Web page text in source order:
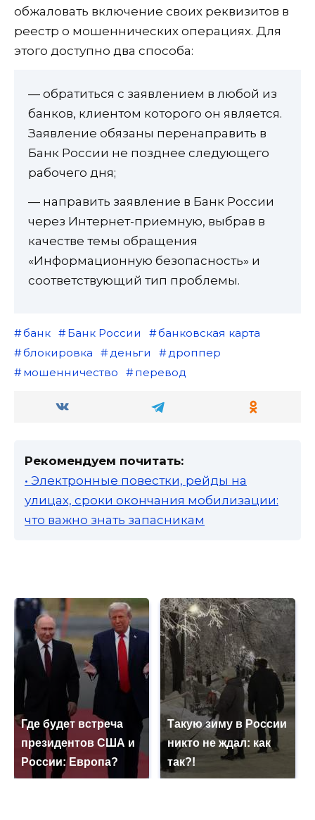
обжаловать включение своих реквизитов в
реестр о мошеннических операциях. Для
этого доступно два способа:
— обратиться с заявлением в любой из
банков, клиентом которого он является.
Заявление обязаны перенаправить в
Банк России не позднее следующего
рабочего дня;
— направить заявление в Банк России
через Интернет-приемную, выбрав в
качестве темы обращения
«Информационную безопасность» и
соответствующий тип проблемы.
банк Банк России
банковская карта
блокировка
деньги
дроппер
мошенничество
перевод
Рекомендуем почитать:
• Электронные повестки, рейды на
улицах, сроки окончания мобилизации:
что важно знать запасникам
Где будет встреча
президентов США и
России: Европа?
Такую зиму в России
никто не ждал: как
так?!